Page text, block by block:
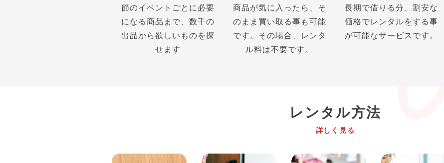
節のイベントごとに必要
になる商品まで、数千の
出品から欲しいものを探
せます
商品が気に入ったら、そ
のまま買い取る事も可能
です。その場合、レンタ
ル料は不要です。
長期で借りる分、割安な
価格でレンタルをする事
が可能なサービスです。
レンタル方法
詳しく見る